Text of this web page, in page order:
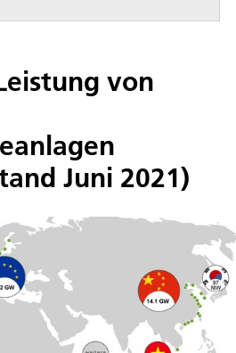
von
Juni 2021)